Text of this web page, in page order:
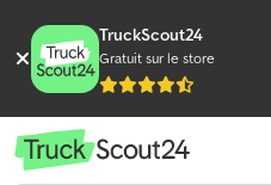
TruckScout24
Gratuit sur le store